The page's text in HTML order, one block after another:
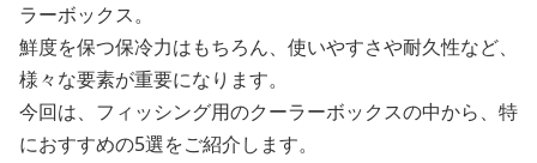
ラーボックス。
鮮度を保つ保冷力はもちろん、使いやすさや耐久性など、
様々な要素が重要になります。
今回は、フィッシング用のクーラーボックスの中から、特
におすすめの5選をご紹介します。